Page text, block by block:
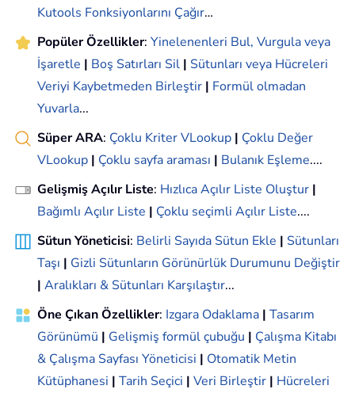
Kutools Fonksiyonlarını Çağır…
Popüler Özellikler: Yinelenenleri Bul, Vurgula veya
İşaretle | Boş Satırları Sil | Sütunları veya Hücreleri
Veriyi Kaybetmeden Birleştir | Formül olmadan
Yuvarla...
Süper ARA: Çoklu Kriter VLookup | Çoklu Değer
VLookup | Çoklu sayfa araması | Bulanık Eşleme....
Gelişmiş Açılır Liste: Hızlıca Açılır Liste Oluştur |
Bağımlı Açılır Liste | Çoklu seçimli Açılır Liste....
Sütun Yöneticisi: Belirli Sayıda Sütun Ekle | Sütunları
Taşı | Gizli Sütunların Görünürlük Durumunu Değiştir
| Aralıkları & Sütunları Karşılaştır...
Öne Çıkan Özellikler: Izgara Odaklama | Tasarım
Görünümü | Gelişmiş formül çubuğu | Çalışma Kitabı
& Çalışma Sayfası Yöneticisi | Otomatik Metin
Kütüphanesi | Tarih Seçici | Veri Birleştir | Hücreleri